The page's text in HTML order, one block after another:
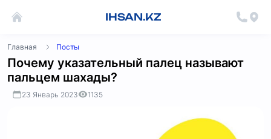
IHSAN.KZ
Главная Посты
Почему указательный палец называют
пальцем шахады?
23 Январь 2023 1135